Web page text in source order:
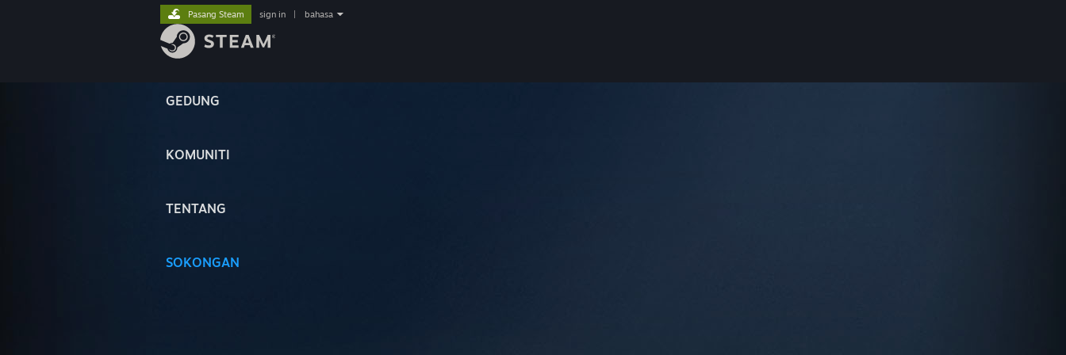
GEDUNG
KOMUNITI
TENTANG
SOKONGAN
Pasang Steam sign in bahasa